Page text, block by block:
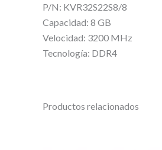
P/N: KVR32S22S8/8
Capacidad: 8 GB
Velocidad: 3200 MHz
Tecnología: DDR4
Productos relacionados